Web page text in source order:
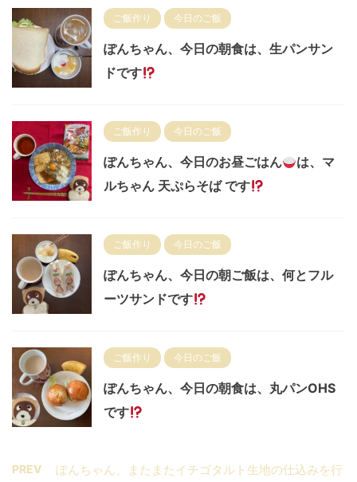
ご飯作り 今日のご飯
ぽんちゃん、今日の朝食は、生パンサン
ドです
ご飯作り 今日のご飯
ぽんちゃん、今日のお昼ごはん
は、マ
ルちゃん 天ぷらそば です
ご飯作り 今日のご飯
ぽんちゃん、今日の朝ご飯は、何とフル
ーツサンドです
ご飯作り 今日のご飯
ぽんちゃん、今日の朝食は、丸パンOHS
です
PREV
ぽんちゃん、またまたイチゴタルト生地の仕込みを行